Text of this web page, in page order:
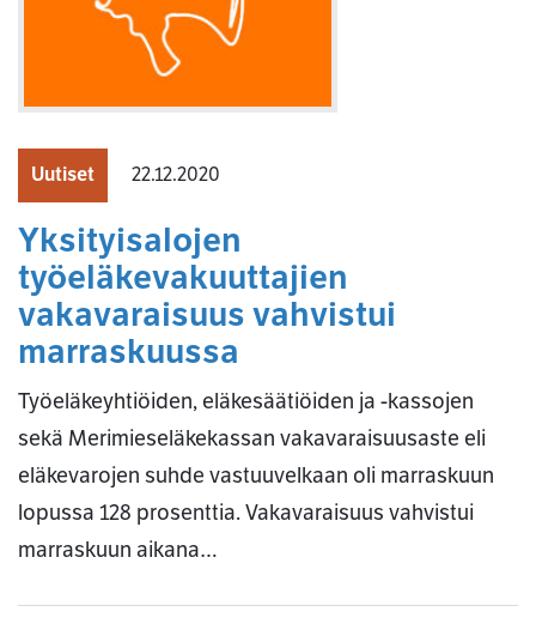
Uutiset 22.12.2020
Yksityisalojen
työeläkevakuuttajien
vakavaraisuus vahvistui
marraskuussa
Työeläkeyhtiöiden, eläkesäätiöiden ja -kassojen
sekä Merimieseläkekassan vakavaraisuusaste eli
eläkevarojen suhde vastuuvelkaan oli marraskuun
lopussa 128 prosenttia. Vakavaraisuus vahvistui
marraskuun aikana…